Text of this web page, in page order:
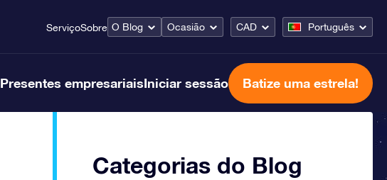
ServiçoSobre O Blog Ocasião CAD Português
Presentes empresariaisIniciar sessão Batize uma estrela!
Categorias do Blog